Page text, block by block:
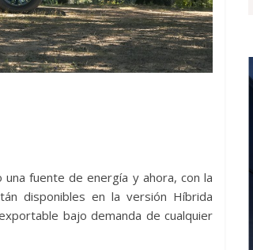
fuente de energía y ahora, con la
disponibles en la versión Híbrida
bajo demanda de cualquier